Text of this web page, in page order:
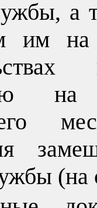
а
им на
на
(на